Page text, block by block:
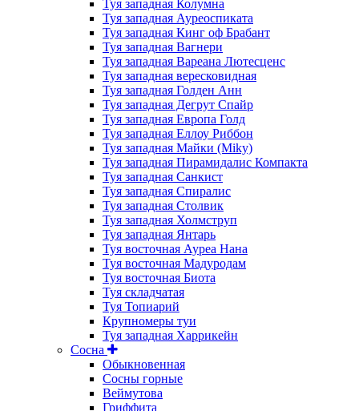
Туя западная Колумна
Туя западная Ауреоспиката
Туя западная Кинг оф Брабант
Туя западная Вагнери
Туя западная Вареана Лютесценс
Туя западная вересковидная
Туя западная Голден Анн
Туя западная Дегрут Спайр
Туя западная Европа Голд
Туя западная Еллоу Риббон
Туя западная Майки (Miky)
Туя западная Пирамидалис Компакта
Туя западная Санкист
Туя западная Спиралис
Туя западная Столвик
Туя западная Холмструп
Туя западная Янтарь
Туя восточная Ауреа Нана
Туя восточная Мадуродам
Туя восточная Биота
Туя складчатая
Туя Топиарий
Крупномеры туи
Туя западная Харрикейн
Сосна
Обыкновенная
Сосны горные
Веймутова
Гриффита